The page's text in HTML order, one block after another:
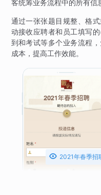
客统筹业务流程中的所有信
通过一张张题目规整、格
动接收应聘者和员工填写
到和考试等多个业务流程
成本，提高工作效能。
 2021年春季招